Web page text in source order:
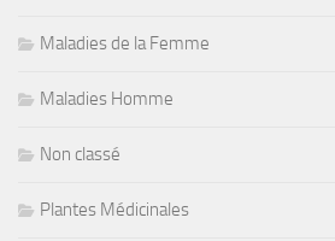
Maladies de la Femme
Maladies Homme
Non classé
Plantes Médicinales